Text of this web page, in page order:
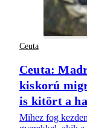
Ceuta
Ceuta:
kiskorú
is kitört a
Mihez fog